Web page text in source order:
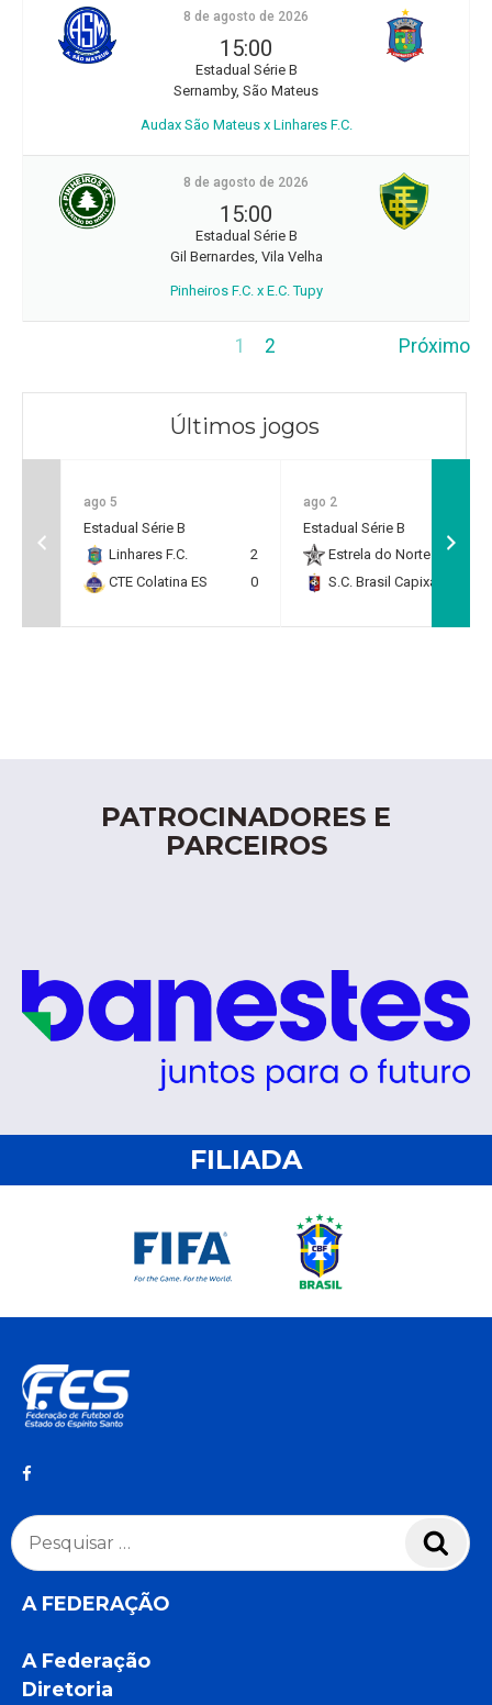
8 de agosto de 2026
15:00
Estadual Série B
Sernamby, São Mateus
Audax São Mateus x Linhares F.C.
8 de agosto de 2026
15:00
Estadual Série B
Gil Bernardes, Vila Velha
Pinheiros F.C. x E.C. Tupy
1 2 Próximo
Últimos jogos
ago 5
Estadual Série B
Linhares F.C.
2
CTE Colatina ES
0
ago 2
Estadual Série B
Estrela do Norte F.C.
S.C. Brasil Capixaba
PATROCINADORES E
PARCEIROS
FILIADA
Pesquisar
por:
A FEDERAÇÃO
A Federação
Diretoria